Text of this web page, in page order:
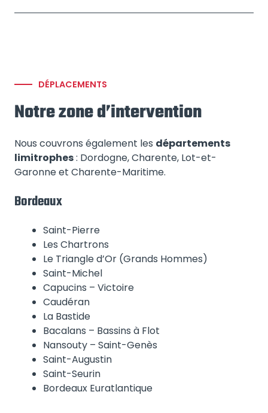
DÉPLACEMENTS
Notre zone d’intervention
Nous couvrons également les départements
limitrophes: Dordogne, Charente, Lot-et-
Garonne et Charente-Maritime.
Bordeaux
Saint-Pierre
Les Chartrons
Le Triangle d’Or (Grands Hommes)
Saint-Michel
Capucins – Victoire
Caudéran
La Bastide
Bacalans – Bassins à Flot
Nansouty – Saint-Genès
Saint-Augustin
Saint-Seurin
Bordeaux Euratlantique